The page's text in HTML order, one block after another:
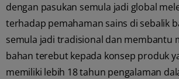
dengan pasukan semula jadi global
terhadap pemahaman sains di sebalik
semula jadi tradisional dan membantu
bahan terebut kepada konsep produk
memiliki lebih 18 tahun pengalaman